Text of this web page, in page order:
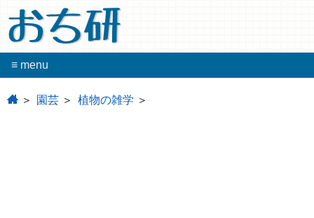
おち研
≡ menu
home 園芸 植物の雑学